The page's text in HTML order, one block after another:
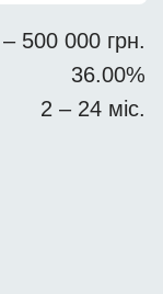
500 000 грн.
36.00%
2 – 24 міс.